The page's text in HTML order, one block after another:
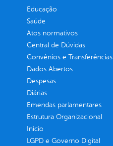
Educação
Saúde
Atos normativos
Central de Dúvidas
Convênios e Transferências
Dados Abertos
Despesas
Diárias
Emendas parlamentares
Estrutura Organizacional
Inicio
LGPD e Governo Digital